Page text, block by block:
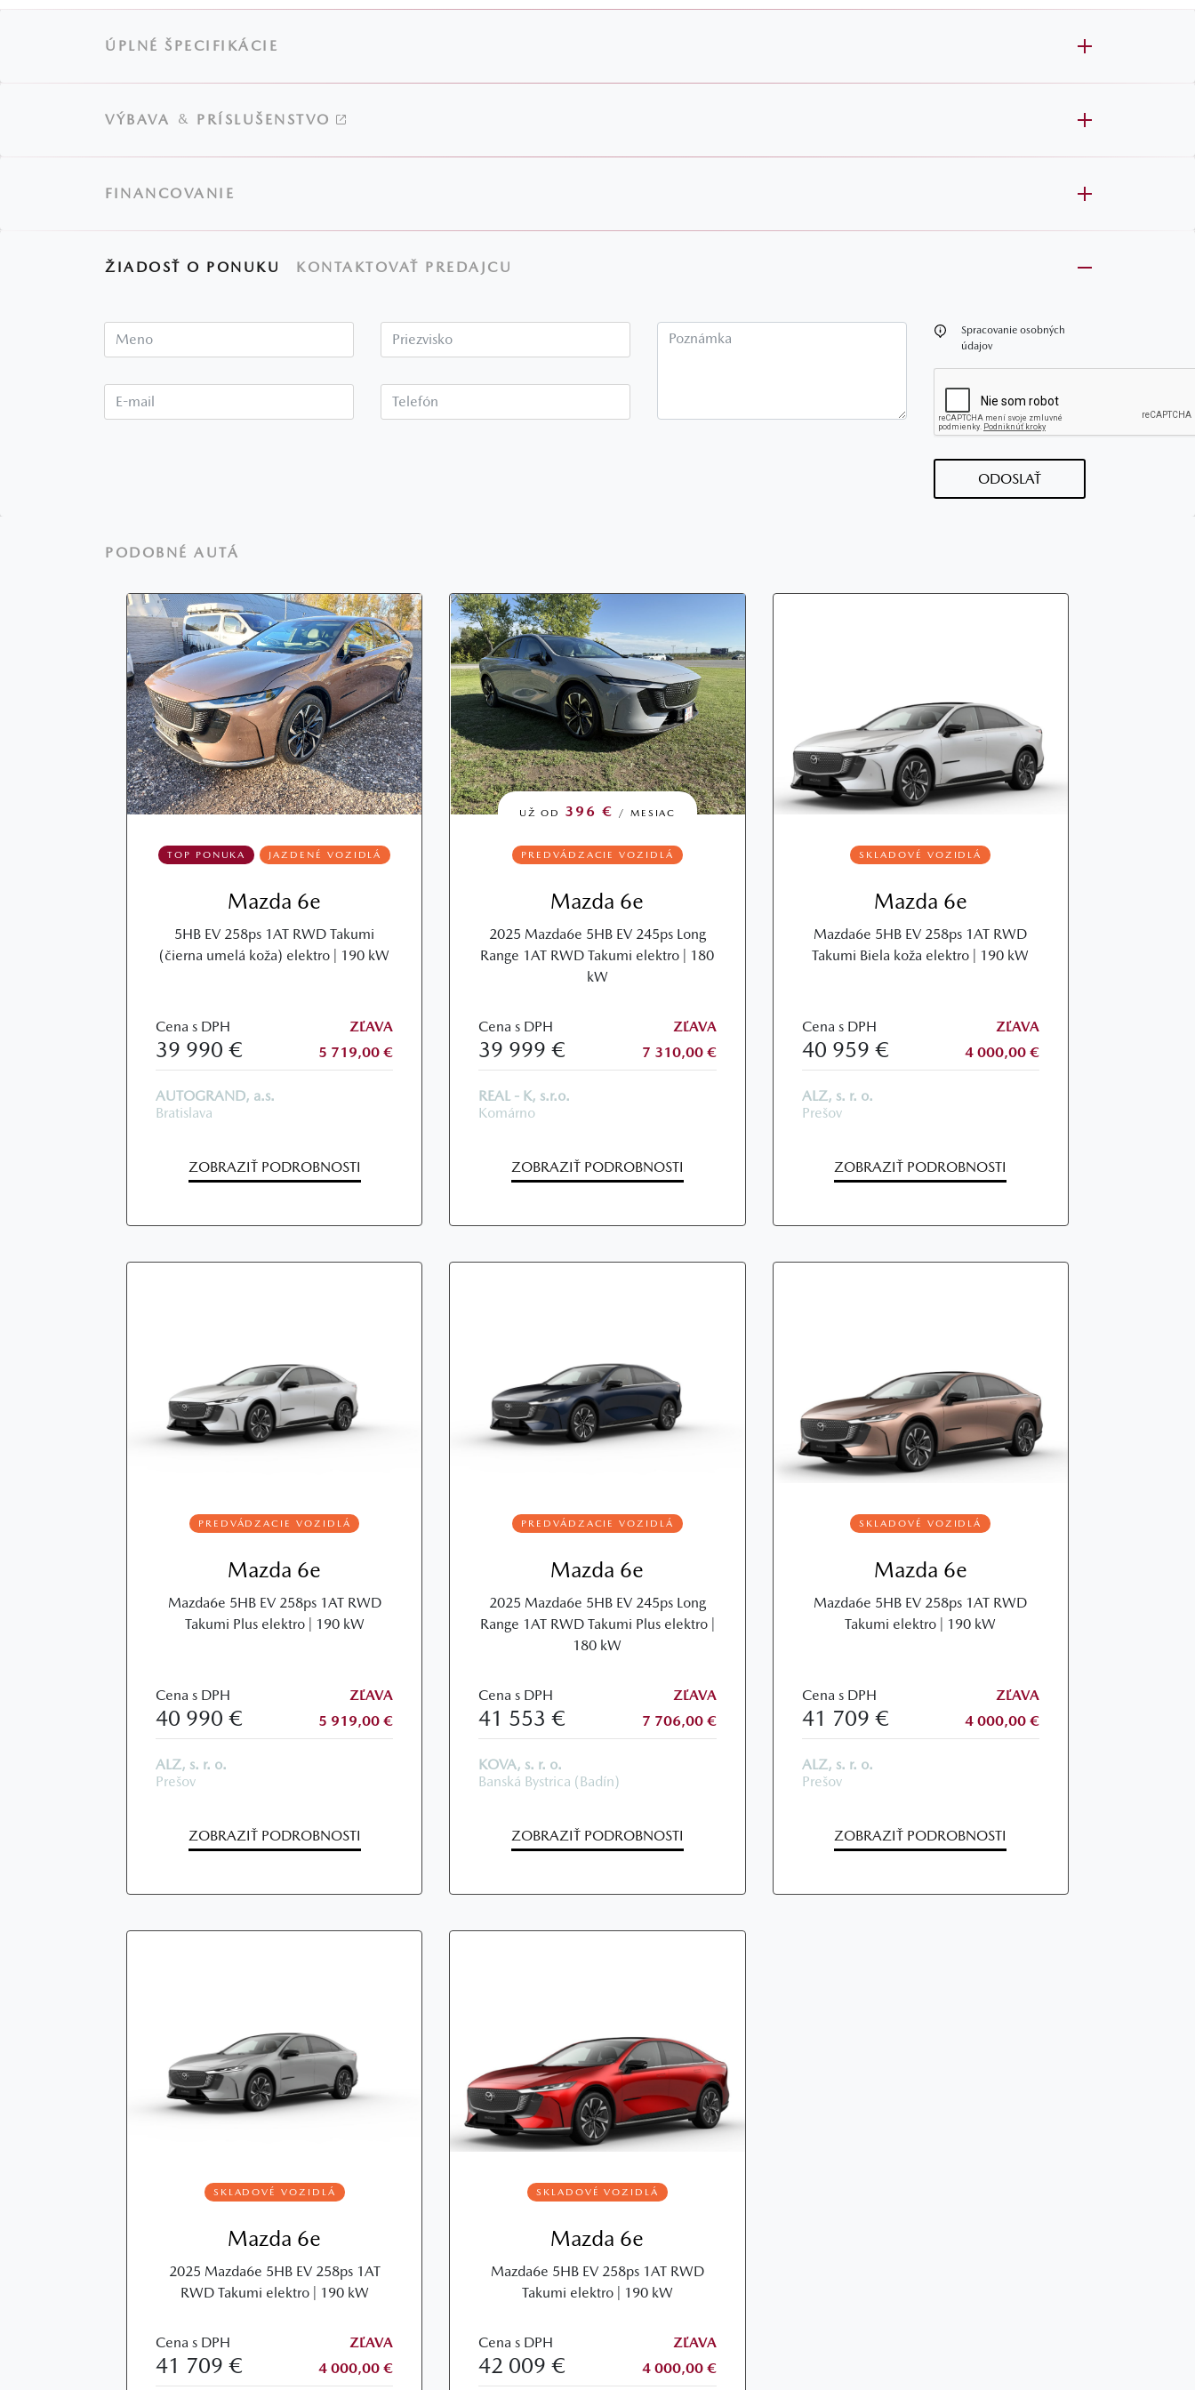
ÚPLNÉ ŠPECIFIKÁCIE
VÝBAVA & PRÍSLUŠENSTVO
FINANCOVANIE
ŽIADOSŤ O PONUKU KONTAKTOVAŤ PREDAJCU
Spracovanie osobných
údajov
ODOSLAŤ
PODOBNÉ AUTÁ
TOP PONUKA JAZDENÉ VOZIDLÁ
Mazda 6e
5HB EV 258ps 1AT RWD Takumi
(čierna umelá koža) elektro | 190 kW
Cena s DPH
39 990 €
ZĽAVA
5 719,00 €
AUTOGRAND, a.s.
Bratislava
ZOBRAZIŤ PODROBNOSTI
UŽ OD 396 € / MESIAC
PREDVÁDZACIE VOZIDLÁ
Mazda 6e
2025 Mazda6e 5HB EV 245ps Long
Range 1AT RWD Takumi elektro | 180
kW
Cena s DPH
39 999 €
ZĽAVA
7 310,00 €
REAL - K, s.r.o.
Komárno
ZOBRAZIŤ PODROBNOSTI
SKLADOVÉ VOZIDLÁ
Mazda 6e
Mazda6e 5HB EV 258ps 1AT RWD
Takumi Biela koža elektro | 190 kW
Cena s DPH
40 959 €
ZĽAVA
4 000,00 €
ALZ, s. r. o.
Prešov
ZOBRAZIŤ PODROBNOSTI
PREDVÁDZACIE VOZIDLÁ
Mazda 6e
Mazda6e 5HB EV 258ps 1AT RWD
Takumi Plus elektro | 190 kW
Cena s DPH
40 990 €
ZĽAVA
5 919,00 €
ALZ, s. r. o.
Prešov
ZOBRAZIŤ PODROBNOSTI
PREDVÁDZACIE VOZIDLÁ
Mazda 6e
2025 Mazda6e 5HB EV 245ps Long
Range 1AT RWD Takumi Plus elektro |
180 kW
Cena s DPH
41 553 €
ZĽAVA
7 706,00 €
KOVA, s. r. o.
Banská Bystrica (Badín)
ZOBRAZIŤ PODROBNOSTI
SKLADOVÉ VOZIDLÁ
Mazda 6e
Mazda6e 5HB EV 258ps 1AT RWD
Takumi elektro | 190 kW
Cena s DPH
41 709 €
ZĽAVA
4 000,00 €
ALZ, s. r. o.
Prešov
ZOBRAZIŤ PODROBNOSTI
SKLADOVÉ VOZIDLÁ
Mazda 6e
2025 Mazda6e 5HB EV 258ps 1AT
RWD Takumi elektro | 190 kW
Cena s DPH
41 709 €
ZĽAVA
4 000,00 €
SKLADOVÉ VOZIDLÁ
Mazda 6e
Mazda6e 5HB EV 258ps 1AT RWD
Takumi elektro | 190 kW
Cena s DPH
42 009 €
ZĽAVA
4 000,00 €